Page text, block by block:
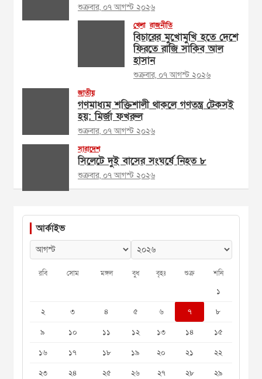
শুক্রবার, ০৭ আগস্ট ২০২৬
খেলা রাজনীতি
বিচারের মুখোমুখি হতে দেশে
ফিরতে রাজি সাকিব আল
হাসান
শুক্রবার, ০৭ আগস্ট ২০২৬
জাতীয়
গণমাধ্যম শক্তিশালী থাকলে গণতন্ত্র টেকসই
হয়: মির্জা ফখরুল
শুক্রবার, ০৭ আগস্ট ২০২৬
সারাদেশ
সিলেটে দুই বাসের সংঘর্ষে নিহত ৮
শুক্রবার, ০৭ আগস্ট ২০২৬
আর্কাইভ
রবি সোম মঙ্গল বুধ বৃহঃ শুক্র শনি
১
২
৩ ৪ ৫ ৬ ৭
৮
৯
১০ ১১ ১২ ১৩ ১৪
১৫
১৬
১৭ ১৮ ১৯ ২০ ২১
২২
২৩
২৪ ২৫ ২৬ ২৭ ২৮ ২৯